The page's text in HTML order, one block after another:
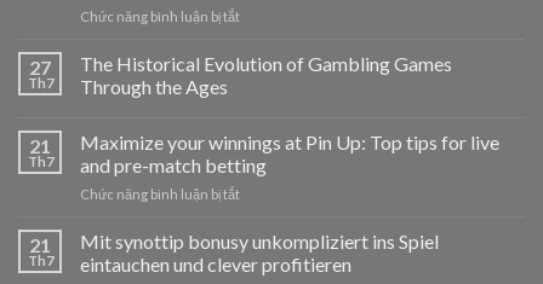
Chức năng bình luận bị tắtở
hrát
v
jednoduchý
návod
pro
nováčky
27
Th7
The Historical Evolution of Gambling Games
Through the Ages
21
Th7
Maximize your winnings at Pin Up: Top tips for live
and pre-match betting
Chức năng bình luận bị tắtở
winnings
at
21
Th7
Mit synottip bonusy unkompliziert ins Spiel
eintauchen und clever profitieren